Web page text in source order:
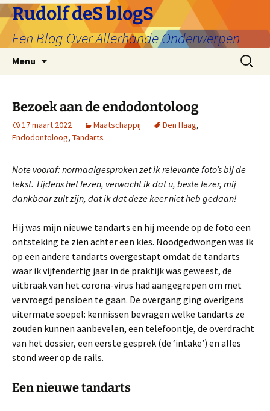
Ga
naar
de
inhoud
Rudolf deS blogS
Een Blog Over Allerhande Onderwerpen
Menu
Zoeken
naar:
Bezoek aan de endodontoloog
17 maart 2022 Maatschappij Den Haag,
Endodontoloog, Tandarts
Note vooraf: normaalgesproken zet ik relevante foto’s bij de
tekst. Tijdens het lezen, verwacht ik dat u, beste lezer, mij
dankbaar zult zijn, dat ik dat deze keer niet heb gedaan!
Hij was mijn nieuwe tandarts en hij meende op de foto een
ontsteking te zien achter een kies. Noodgedwongen was ik
op een andere tandarts overgestapt omdat de tandarts
waar ik vijfendertig jaar in de praktijk was geweest, de
uitbraak van het corona-virus had aangegrepen om met
vervroegd pensioen te gaan. De overgang ging overigens
uitermate soepel: kennissen bevragen welke tandarts ze
zouden kunnen aanbevelen, een telefoontje, de overdracht
van het dossier, een eerste gesprek (de ‘intake’) en alles
stond weer op de rails.
Een nieuwe tandarts